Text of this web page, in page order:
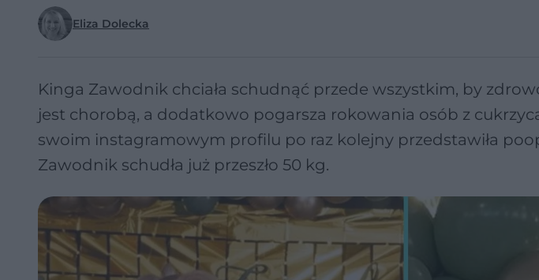
Eliza Dolecka
Kinga Zawodnik chciała schudnąć przede wszystkim, by
jest chorobą, a dodatkowo pogarsza rokowania osób z
swoim instagramowym profilu po raz kolejny przedstawiła
Zawodnik schudła już przeszło 50 kg.